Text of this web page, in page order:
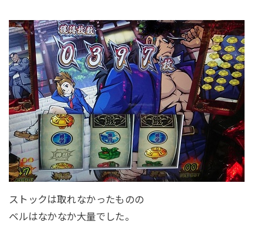
ストックは取れなかったものの
ベルはなかなか大量でした。